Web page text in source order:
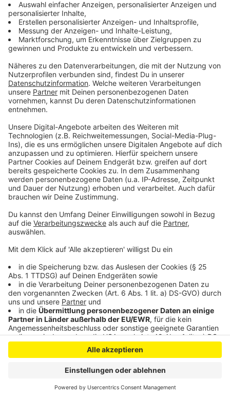
Anzeige
Anzeige
Mehr Nachrichten aus Leverkusen
Beschmierte Stromkästen in Leverkusen werden
geschwärzt
Rettungsdienstgebühren: OB räumt Fehler in
Leverkusen ein
Leverkusen: Falsche Vermisstenmeldungen auf
Facebook
Anzeige
Anzeige